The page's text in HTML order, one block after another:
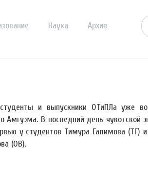
Наука Архив
и выпускники ОТиПЛа уже
Амгуэма. В последний день чукотской
у студентов Тимура Галимова
(ОВ).